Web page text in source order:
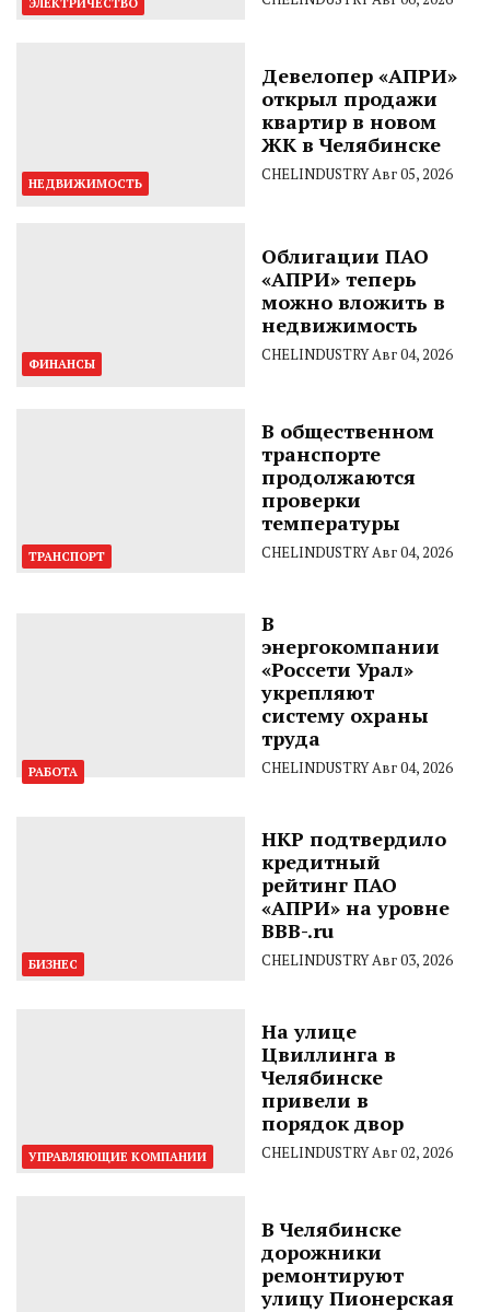
ЭЛЕКТРИЧЕСТВО
НЕДВИЖИМОСТЬ
Девелопер «АПРИ»
открыл продажи
квартир в новом
ЖК в Челябинске
CHELINDUSTRYАвг 05, 2026
ФИНАНСЫ
Облигации ПАО
«АПРИ» теперь
можно вложить в
недвижимость
CHELINDUSTRYАвг 04, 2026
ТРАНСПОРТ
В общественном
транспорте
продолжаются
проверки
температуры
CHELINDUSTRYАвг 04, 2026
РАБОТА
В
энергокомпании
«Россети Урал»
укрепляют
систему охраны
труда
CHELINDUSTRYАвг 04, 2026
БИЗНЕС
НКР подтвердило
кредитный
рейтинг ПАО
«АПРИ» на уровне
BBB-.ru
CHELINDUSTRYАвг 03, 2026
УПРАВЛЯЮЩИЕ КОМПАНИИ
На улице
Цвиллинга в
Челябинске
привели в
порядок двор
CHELINDUSTRYАвг 02, 2026
В Челябинске
дорожники
ремонтируют
улицу Пионерская